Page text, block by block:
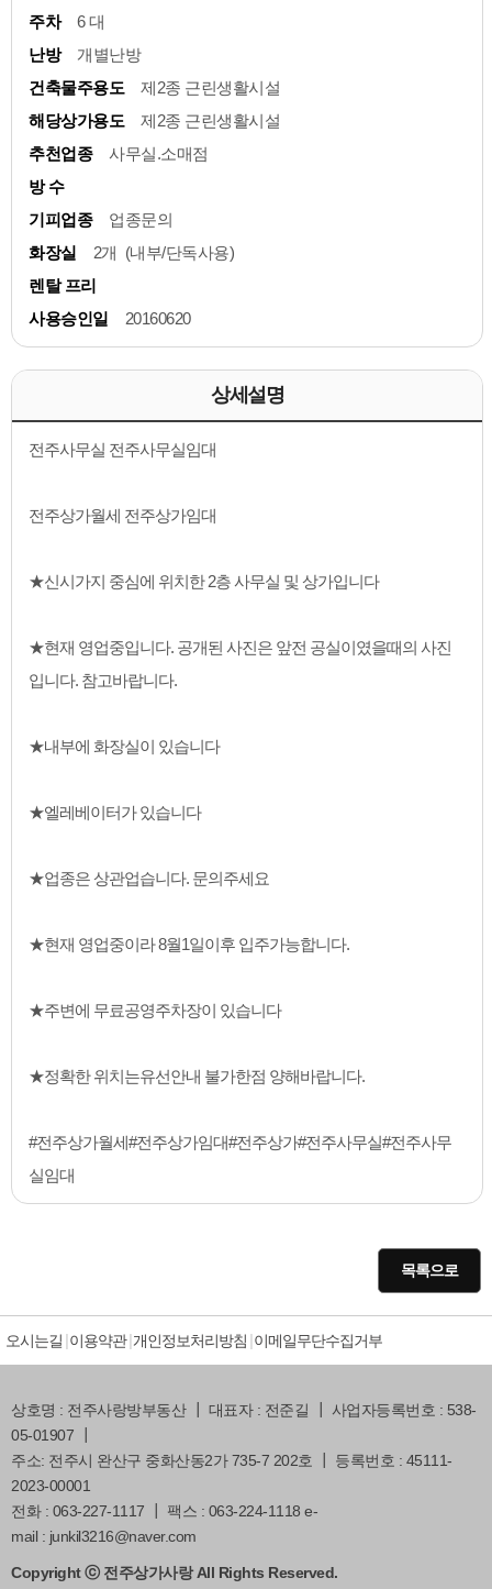
주차
6 대
난방
개별난방
건축물주용도
제2종 근린생활시설
해당상가용도
제2종 근린생활시설
추천업종
사무실.소매점
방 수
기피업종
업종문의
화장실
2개 (내부/단독사용)
렌탈 프리
사용승인일
20160620
상세설명
전주사무실 전주사무실임대
전주상가월세 전주상가임대
★신시가지 중심에 위치한 2층 사무실 및 상가입니다
★현재 영업중입니다. 공개된 사진은 앞전 공실이였을때의 사진
입니다. 참고바랍니다.
★내부에 화장실이 있습니다
★엘레베이터가 있습니다
★업종은 상관업습니다. 문의주세요
★현재 영업중이라 8월1일이후 입주가능합니다.
★주변에 무료공영주차장이 있습니다
★정확한 위치는유선안내 불가한점 양해바랍니다.
#전주상가월세#전주상가임대#전주상가#전주사무실#전주사무
실임대
목록으로
오시는길 이용약관 개인정보처리방침 이메일무단수집거부
상호명 : 전주사랑방부동산 ┃ 대표자 : 전준길 ┃ 사업자등록번호 : 538-
05-01907 ┃
주소: 전주시 완산구 중화산동2가 735-7 202호 ┃ 등록번호 : 45111-
2023-00001
전화 : 063-227-1117 ┃ 팩스 : 063-224-1118 e-
mail : junkil3216@naver.com
Copyright ⓒ 전주상가사랑 All Rights Reserved.